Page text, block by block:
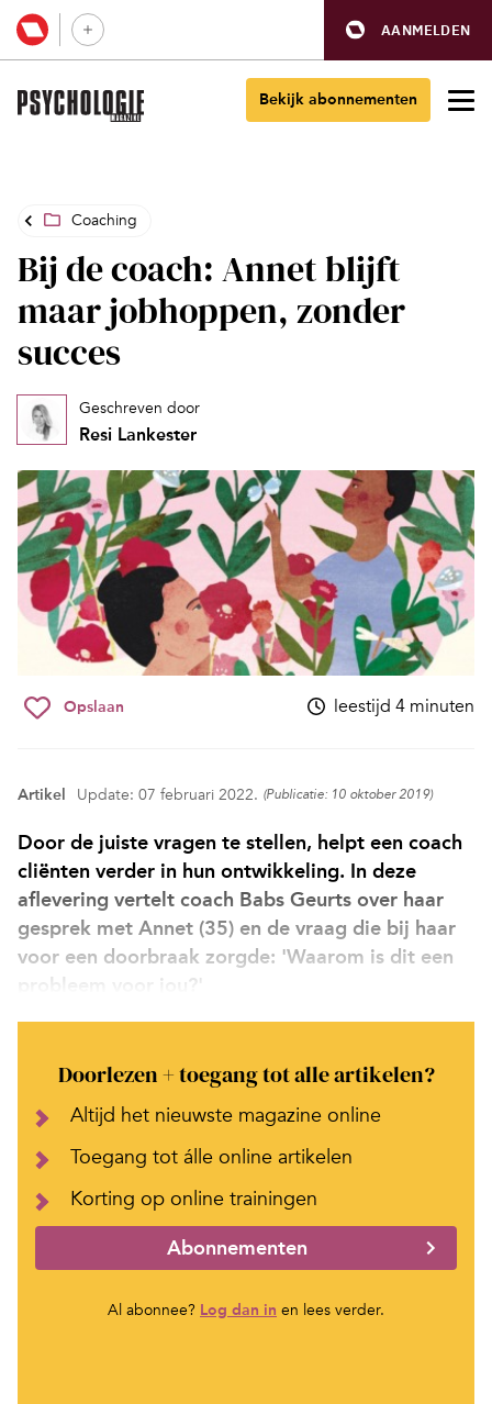
AANMELDEN
Bekijk abonnementen
Coaching
Bij de coach: Annet blijft
maar jobhoppen, zonder
succes
Geschreven door
Resi Lankester
Opslaan leestijd 4 minuten
Artikel Update: 07 februari 2022. (Publicatie: 10 oktober 2019)
Door de juiste vragen te stellen, helpt een coach
cliënten verder in hun ontwikkeling. In deze
aflevering vertelt coach Babs Geurts over haar
gesprek met Annet (35) en de vraag die bij haar
voor een doorbraak zorgde: 'Waarom is dit een
probleem voor jou?'
Doorlezen + toegang tot alle artikelen?
Altijd het nieuwste magazine online
Toegang tot álle online artikelen
Korting op online trainingen
Abonnementen
Al abonnee? Log dan in en lees verder.